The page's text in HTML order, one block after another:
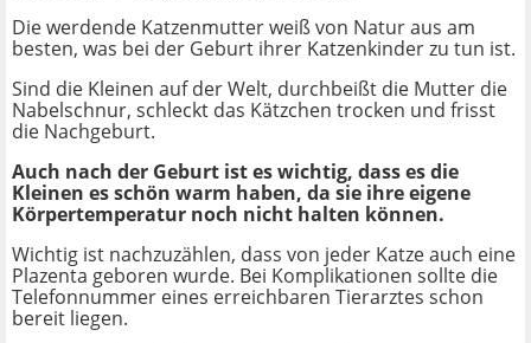
Die werdende Katzenmutter weiß von Natur aus am
besten, was bei der Geburt ihrer Katzenkinder zu tun ist.
Sind die Kleinen auf der Welt, durchbeißt die Mutter die
Nabelschnur, schleckt das Kätzchen trocken und frisst
die Nachgeburt.
Auch nach der Geburt ist es wichtig, dass es die
Kleinen es schön warm haben, da sie ihre eigene
Körpertemperatur noch nicht halten können.
Wichtig ist nachzuzählen, dass von jeder Katze auch eine
Plazenta geboren wurde. Bei Komplikationen sollte die
Telefonnummer eines erreichbaren Tierarztes schon
bereit liegen.